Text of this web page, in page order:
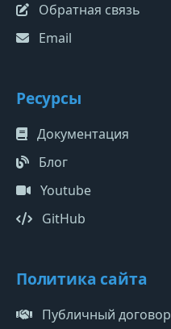
Обратная связь
Email
Ресурсы
Документация
Блог
Youtube
GitHub
Политика сайта
Публичный договор